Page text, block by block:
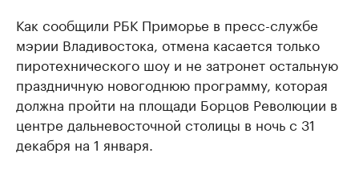
Как сообщили РБК Приморье в пресс-службе
мэрии Владивостока, отмена касается только
пиротехнического шоу и не затронет остальную
праздничную новогоднюю программу, которая
должна пройти на площади Борцов Революции в
центре дальневосточной столицы в ночь с 31
декабря на 1 января.